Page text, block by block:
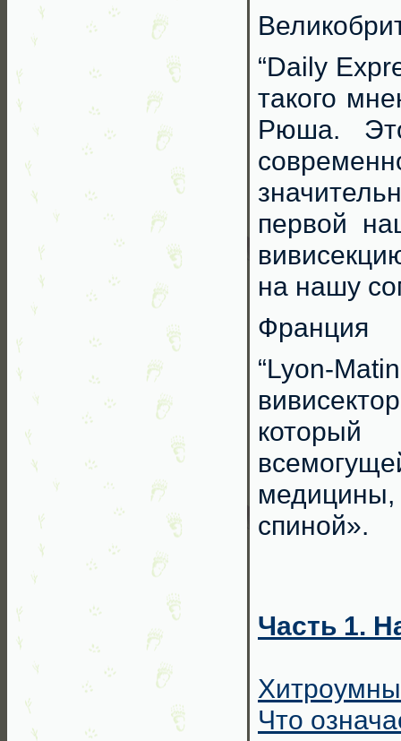
“Daily
такого
Рюша.
первой
на нашу
Франция
“Lyon-
спиной».
Часть 1.
Что